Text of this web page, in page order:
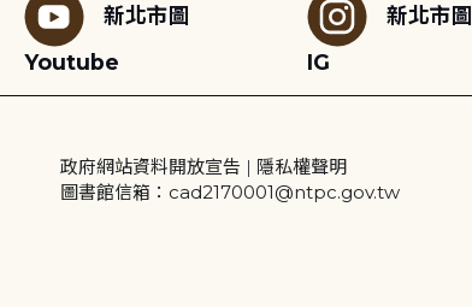
新北市圖
Youtube
新北市圖
IG
政府網站資料開放宣告 | 隱私權聲明
圖書館信箱：cad2170001@ntpc.gov.tw